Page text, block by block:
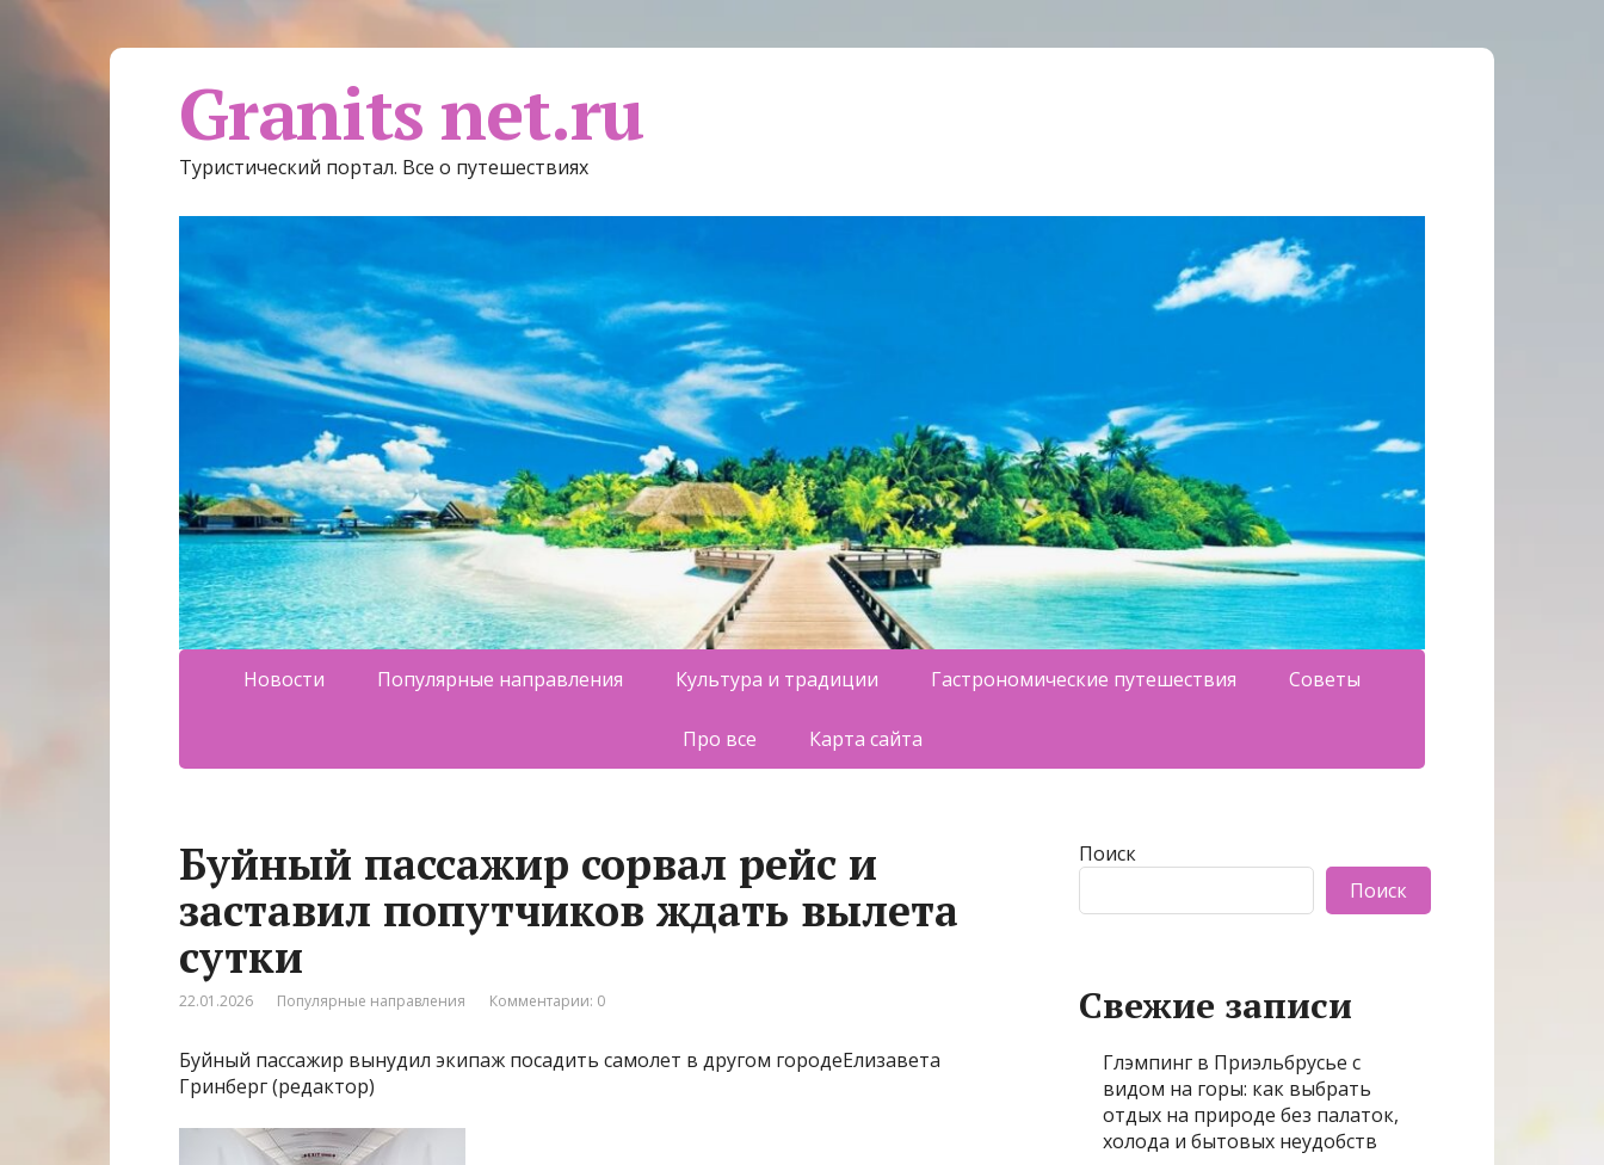
Granits net.ru
Туристический портал. Все о путешествиях
Новости Популярные направления Культура и традиции Гастрономические путешествия Советы
Про все Карта сайта
Буйный пассажир сорвал рейс и
заставил попутчиков ждать вылета
сутки
22.01.2026 Популярные направления Комментарии: 0
Буйный пассажир вынудил экипаж посадить самолет в другом городеЕлизавета
Гринберг (редактор)
Поиск
Поиск
Свежие записи
Глэмпинг в Приэльбрусье с
видом на горы: как выбрать
отдых на природе без палаток,
холода и бытовых неудобств